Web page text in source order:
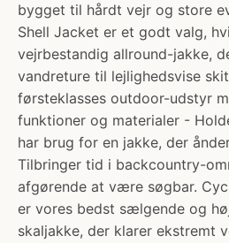
bygget til hårdt vejr og store
Shell Jacket er et godt valg,
vejrbestandig allround-jakke,
vandreture til lejlighedsvise
førsteklasses outdoor-udstyr
funktioner og materialer -
har brug for en jakke, der
Tilbringer tid i backcountry-
afgørende at være søgbar.
er vores bedst sælgende og
skaljakke, der klarer ekstremt